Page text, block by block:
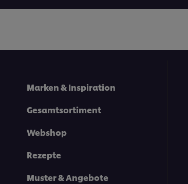
recipe
Marken & Inspiration
Gesamtsortiment
Webshop
Rezepte
Muster & Angebote